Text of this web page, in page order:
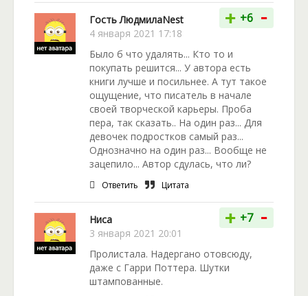
Гость ЛюдмилаNest
4 января 2021 17:18
+ +6 -
Было б что удалять... Кто то и
покупать решится... У автора есть
книги лучше и посильнее. А тут такое
ощущение, что писатель в начале
своей творческой карьеры. Проба
пера, так сказать.. На один раз... Для
девочек подростков самый раз...
Однозначно на один раз... Вообще не
зацепило... Автор сдулась, что ли?
Ответить Цитата
Ниса
3 января 2021 20:01
+ +7 -
Пролистала. Надергано отовсюду,
даже с Гарри Поттера. Шутки
штампованные.